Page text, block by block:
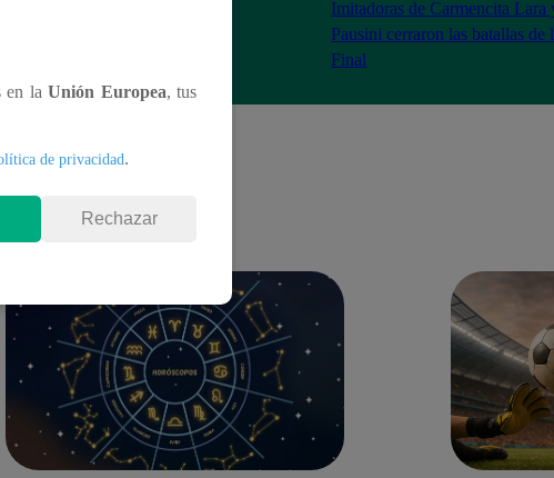
Imitadoras de Carmencita Lara
Pausini cerraron las batallas de
Final
en laUnión Europea, tus
de privacidad.
Rechazar